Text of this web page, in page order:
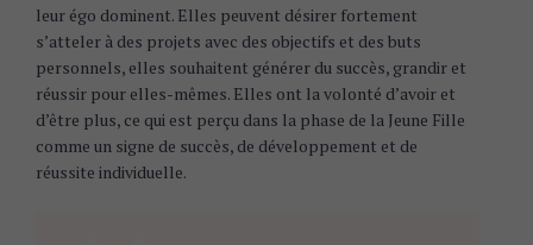
leur égo dominent. Elles peuvent désirer fortement
s’atteler à des projets avec des objectifs et des buts
personnels, elles souhaitent générer du succès, grandir et
réussir pour elles-mêmes. Elles ont la volonté d’avoir et
d’être plus, ce qui est perçu dans la phase de la Jeune Fille
comme un signe de succès, de développement et de
réussite individuelle.